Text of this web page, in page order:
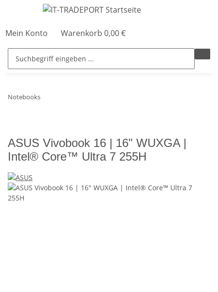
Mein Konto Warenkorb 0,00 €
Notebooks
ASUS Vivobook 16 | 16" WUXGA |
Intel® Core™ Ultra 7 255H